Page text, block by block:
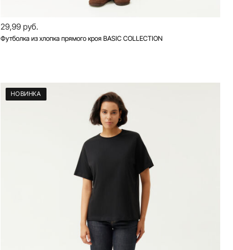
29,99 руб.
Футболка из хлопка прямого кроя BASIC COLLECTION
НОВИНКА